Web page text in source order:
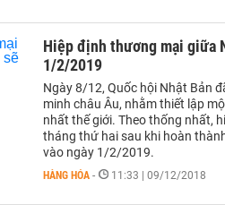
Hiệp định thương mại giữa
1/2/2019
Ngày 8/12, Quốc hội Nhật Bản
minh châu Âu, nhằm thiết lập
nhất thế giới. Theo thống nhất,
tháng thứ hai sau khi hoàn
vào ngày 1/2/2019.
HÀNG HÓA - 11:33 | 09/12/2018